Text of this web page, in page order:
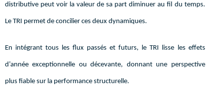
distributive peut voir la valeur de sa part diminuer au fil du temps.
Le TRI permet de concilier ces deux dynamiques.
En intégrant tous les flux passés et futurs, le TRI lisse les effets
d’année exceptionnelle ou décevante, donnant une perspective
plus fiable sur la performance structurelle.